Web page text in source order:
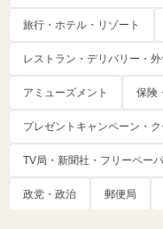
旅行・ホテル・リゾート
レストラン・デリバリー・
アミューズメント 保険
プレゼントキャンペーン・
TV局・新聞社・フリーペー
政党・政治 郵便局